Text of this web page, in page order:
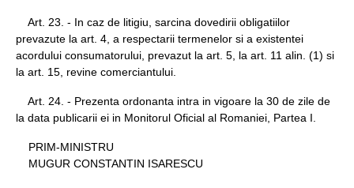
Art. 23. - In caz de litigiu, sarcina dovedirii obligatiilor
prevazute la art. 4, a respectarii termenelor si a existentei
acordului consumatorului, prevazut la art. 5, la art. 11 alin. (1) si
la art. 15, revine comerciantului.
Art. 24. - Prezenta ordonanta intra in vigoare la 30 de zile de
la data publicarii ei in Monitorul Oficial al Romaniei, Partea I.
PRIM-MINISTRU
MUGUR CONSTANTIN ISARESCU